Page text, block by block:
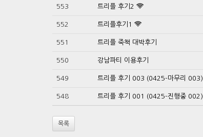
553 트리플 후기2
552 트리플후기1
551 트리플 죽책 대박후기
550 강남파티 이용후기
549 트리플 후기 003 (0425-마무리 003)
548 트리플 후기 001 (0425-진행중 002)
목록